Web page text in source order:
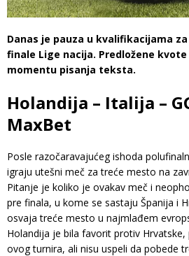
Danas je pauza u kvalifikacijama
finale Lige nacija. Predložene kvote
momentu pisanja teksta.
Holandija – Italija –
MaxBet
Posle razočaravajućeg ishoda
igraju utešni meč za treće mesto na
Pitanje je koliko je ovakav meč i
pre finala, u kome se sastaju Španija i
osvaja treće mesto u najmlađem
Holandija je bila favorit protiv
ovog turnira, ali nisu uspeli da pobede